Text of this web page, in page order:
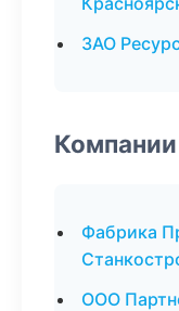
ЗАО
Фабрика
ООО